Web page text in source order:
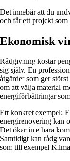
Det innebär att du
och får ett projekt
Ekonomisk
Rådgivning kostar
sig själv. En
åtgärder som ger
om att välja material
energiförbättringar
Ett konkret exempel:
energirenovering kan
Det ökar inte bara
Samtidigt kan
som till exempel